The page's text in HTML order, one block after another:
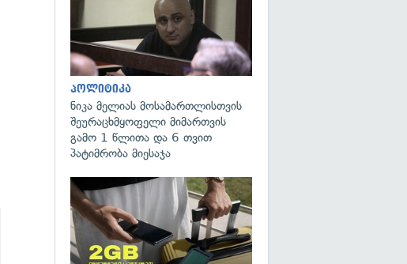
პოლიტიკა
ნიკა მელიას მოსამართლისთვის
შეურაცხმყოფელი მიმართვის
გამო 1 წლითა და 6 თვით
პატიმრობა მიესაჯა